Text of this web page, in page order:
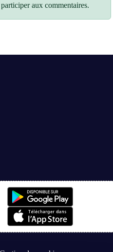
aux commentaires.